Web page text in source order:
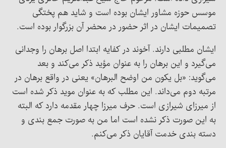
موسس حوزه مشاور ایشان بوده است و شاید هم پختگی
تصمیمات ایشان در اثر حضور در محضر آن بزرگوار بوده است.
ایشان مطلبی دارند. آخوند در کفایه ابتدا اصل برهان را وجدانی
می‌گیرد و این برهان را به عنوان مؤید ذکر می‌کند و بعد
می‌گوید: «بل یکون من اوضح البرهان» یعنی در واقع برهان در
مرتبه دوم می‌داند. این مطلب که به عنوان موید ذکر شده است
از میرزای شیرازی است. حرف میرزا چهار مقدمه دارد که البته
به این صورت ذکر نشده است اما من به صورت جمع بندی و
دسته بندی خدمت آقایان ذکر می‌کنم.